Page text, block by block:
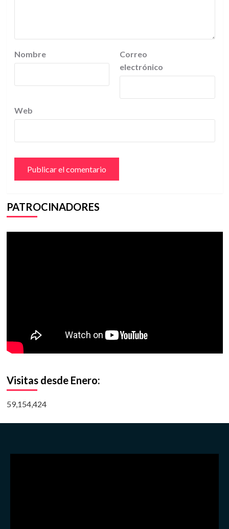
Nombre
Correo
electrónico
Web
PATROCINADORES
Visitas desde Enero:
59,154,424